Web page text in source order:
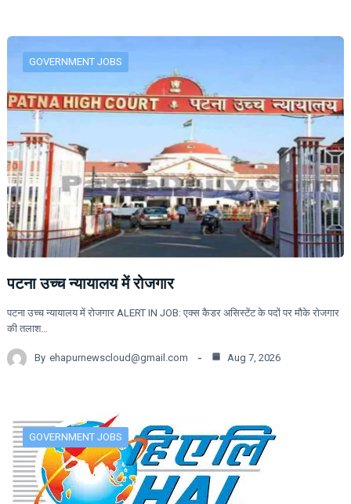
GOVERNMENT JOBS
पटना उच्च न्यायालय में रोजगार
पटना उच्च न्यायालय में रोजगार ALERT IN JOB: एक्स कैडर असिस्टेंट के पदों पर मौके रोजगार
की तलाश…
By ehapurnewscloud@gmail.com Aug 7, 2026
GOVERNMENT JOBS